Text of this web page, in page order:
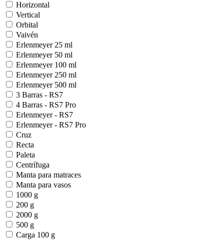
Horizontal
Vertical
Orbital
Vaivén
Erlenmeyer 25 ml
Erlenmeyer 50 ml
Erlenmeyer 100 ml
Erlenmeyer 250 ml
Erlenmeyer 500 ml
3 Barras - RS7
4 Barras - RS7 Pro
Erlenmeyer - RS7
Erlenmeyer - RS7 Pro
Cruz
Recta
Paleta
Centrífuga
Manta para matraces
Manta para vasos
1000 g
200 g
2000 g
500 g
Carga 100 g